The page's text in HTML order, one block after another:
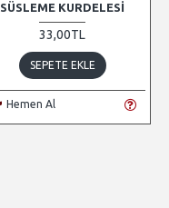
SÜSLEME KURDELESI
33,00TL
SEPETE EKLE
Hemen Al